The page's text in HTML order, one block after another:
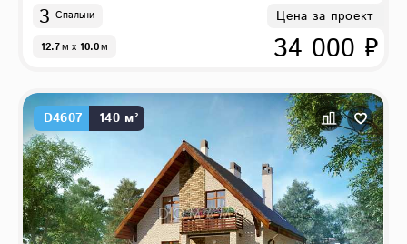
3 Спальни
12.7м x 10.0м
Цена за проект
34 000 ₽
D4607 140 м²